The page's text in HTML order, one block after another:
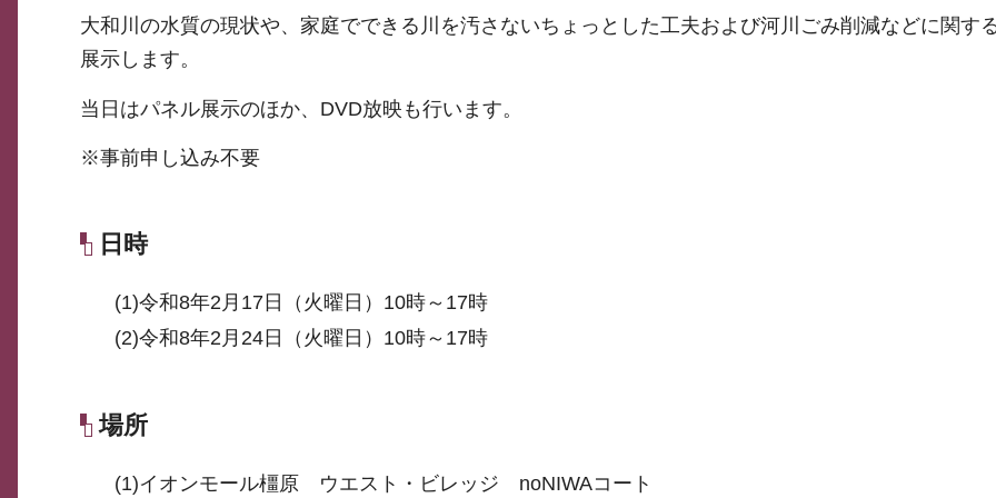
大和川の水質の現状や、家庭でできる川を汚さないちょっとした工夫および河川ごみ削減などに関す
展示します。
当日はパネル展示のほか、DVD放映も行います。
※事前申し込み不要
日時
(1)令和8年2月17日（火曜日）10時～17時
(2)令和8年2月24日（火曜日）10時～17時
場所
(1)イオンモール橿原 ウエスト・ビレッジ noNIWAコート